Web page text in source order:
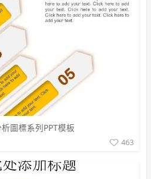
圖標系列PPT模板
463